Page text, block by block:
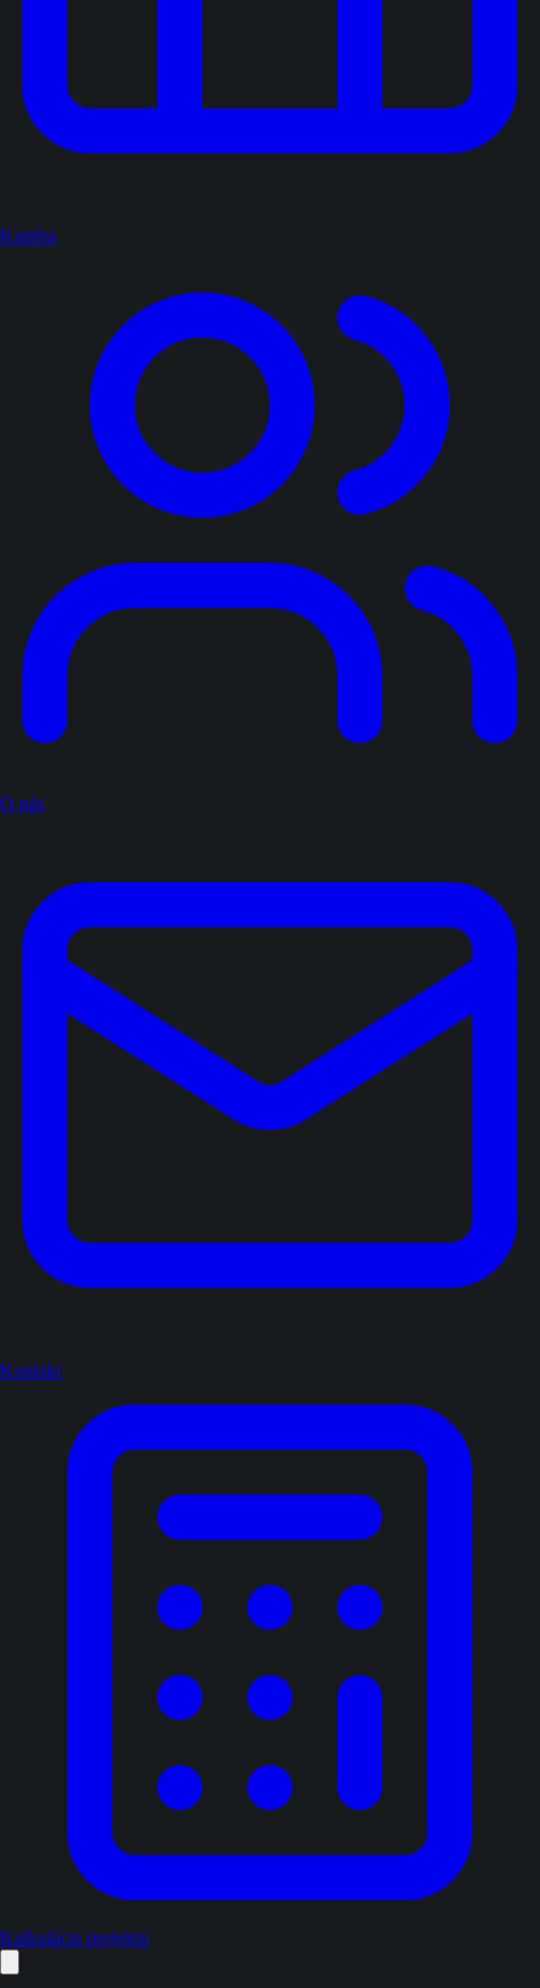
Kariéra
O nás
Kontakt
Kalkulácia projektu